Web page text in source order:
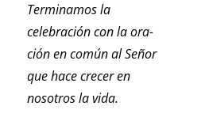
Terminamos la
celebración con la ora­
ción en común al Señor
que hace crecer en
nosotros la vida.